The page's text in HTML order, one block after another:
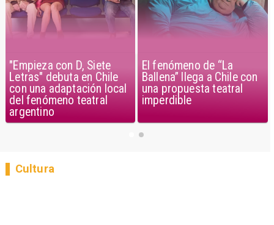
"Empieza con D, Siete
Letras" debuta en Chile
con una adaptación local
del fenómeno teatral
argentino
El fenómeno de “La
Ballena” llega a Chile con
una propuesta teatral
imperdible
Cultura